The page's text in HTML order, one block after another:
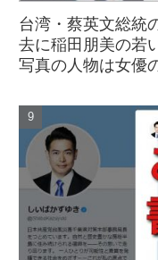
台湾・蔡英文総統
去に稲田朋美の若
写真の人物は女優